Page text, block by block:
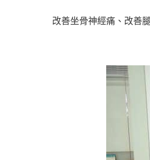
改善坐骨神經痛、改善